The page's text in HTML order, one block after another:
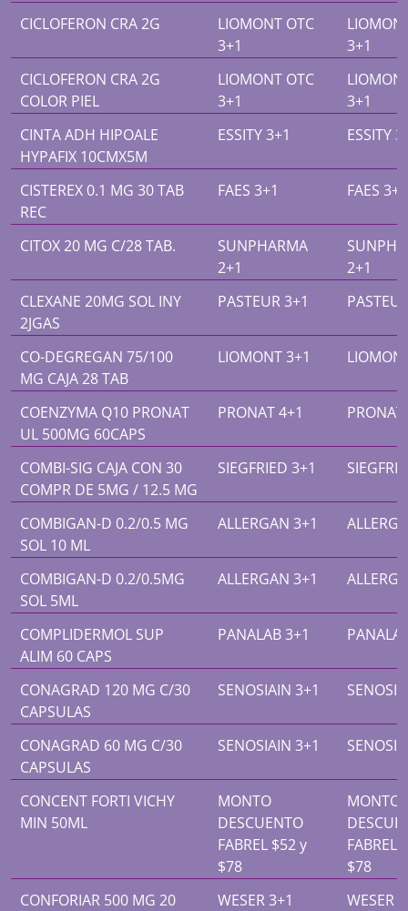
CICLOFERON CRA 2G
LIOMONT OTC
3+1
3+1
CICLOFERON CRA 2G
COLOR PIEL
LIOMONT OTC
3+1
3+1
CINTA ADH HIPOALE
HYPAFIX 10CMX5M
ESSITY 3+1 ESSITY
CISTEREX 0.1 MG 30 TAB
REC
FAES 3+1 FAES 3+1
CITOX 20 MG C/28 TAB.
SUNPHARMA
2+1
2+1
CLEXANE 20MG SOL INY
2JGAS
PASTEUR 3+1
CO-DEGREGAN 75/100
MG CAJA 28 TAB
LIOMONT 3+1
COENZYMA Q10 PRONAT
UL 500MG 60CAPS
PRONAT 4+1
COMBI-SIG CAJA CON 30
COMPR DE 5MG / 12.5 MG
SIEGFRIED 3+1
COMBIGAN-D 0.2/0.5 MG
SOL 10 ML
ALLERGAN 3+1
COMBIGAN-D 0.2/0.5MG
SOL 5ML
ALLERGAN 3+1
COMPLIDERMOL SUP
ALIM 60 CAPS
PANALAB 3+1
CONAGRAD 120 MG C/30
CAPSULAS
SENOSIAIN 3+1
CONAGRAD 60 MG C/30
CAPSULAS
SENOSIAIN 3+1
CONCENT FORTI VICHY
MIN 50ML
MONTO
DESCUENTO
FABREL $52 y
$78
MONTO
FABREL
$78
CONFORIAR 500 MG 20
WESER 3+1 WESER